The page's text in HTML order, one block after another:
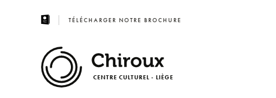
TÉLÉCHARGER NOTRE BROCHURE
CENTRE CULTUREL - LIÈGE